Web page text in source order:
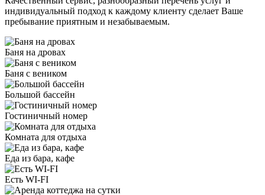
индивидуальный подход к каждому клиенту сделает Ваше
пребывание приятным и незабываемым.
Баня на дровах
Баня с веником
Большой бассейн
Гостиничный номер
Комната для отдыха
Еда из бара, кафе
Есть WI-FI